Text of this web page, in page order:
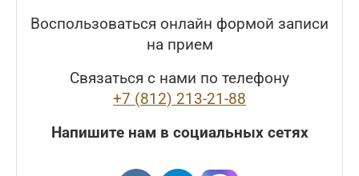
Воспользоваться онлайн формой записи
на прием
Связаться с нами по телефону
+7 (812) 213-21-88
Напишите нам в социальных сетях